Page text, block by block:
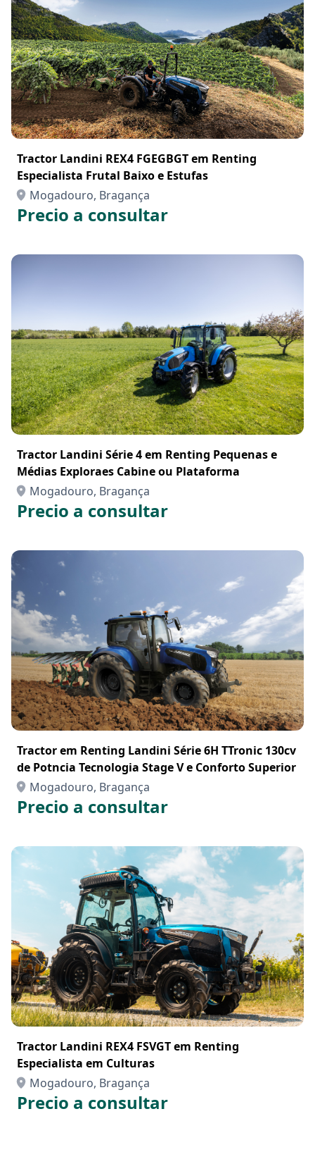
Tractor Landini REX4 FGEGBGT em Renting
Especialista Frutal Baixo e Estufas
Mogadouro, Bragança
Precio a consultar
Tractor Landini Série 4 em Renting Pequenas e
Médias Exploraes Cabine ou Plataforma
Mogadouro, Bragança
Precio a consultar
Tractor em Renting Landini Série 6H TTronic 130cv
de Potncia Tecnologia Stage V e Conforto Superior
Mogadouro, Bragança
Precio a consultar
Tractor Landini REX4 FSVGT em Renting
Especialista em Culturas
Mogadouro, Bragança
Precio a consultar